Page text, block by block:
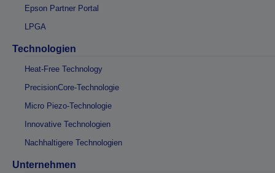
Epson Partner Portal
LPGA
Technologien
Heat-Free Technology
PrecisionCore-Technologie
Micro Piezo-Technologie
Innovative Technologien
Nachhaltigere Technologien
Unternehmen